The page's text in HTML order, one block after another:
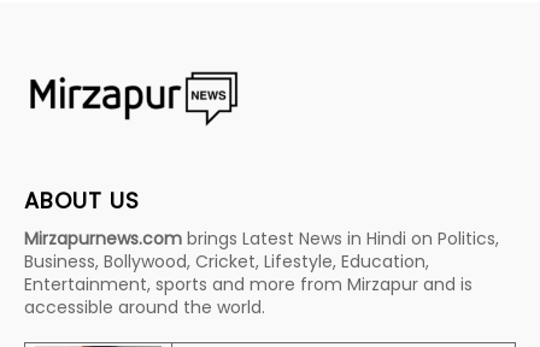
ABOUT US
Mirzapurnews.com brings Latest News in Hindi on Politics,
Business, Bollywood, Cricket, Lifestyle, Education,
Entertainment, sports and more from Mirzapur and is
accessible around the world.